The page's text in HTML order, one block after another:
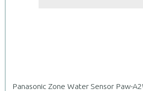
Panasonic Zone Water Sensor Paw-